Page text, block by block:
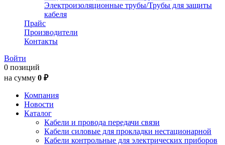
Электроизоляционные трубы/Трубы для защиты
кабеля
Прайс
Производители
Контакты
Войти
0 позиций
на сумму 0 ₽
Компания
Новости
Каталог
Кабели и провода передачи связи
Кабели силовые для прокладки нестационарной
Кабели контрольные для электрических приборов